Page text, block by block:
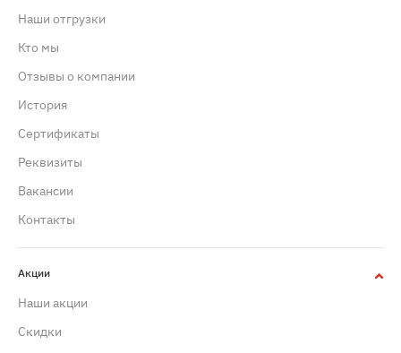
Наши отгрузки
Кто мы
Отзывы о компании
История
Сертификаты
Реквизиты
Вакансии
Контакты
Акции
Наши акции
Скидки